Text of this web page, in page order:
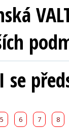
se
5 6 7 8